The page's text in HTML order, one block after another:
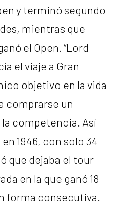
y terminó segundo
mientras que
el Open. “Lord
el viaje a Gran
objetivo en la vida
comprarse un
competencia. Así
1946, con solo 34
que dejaba el tour
en la que ganó 18
forma consecutiva.